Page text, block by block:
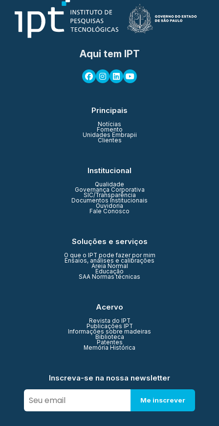
Aqui tem IPT
Principais
Notícias
Fomento
Unidades Embrapii
Clientes
Institucional
Qualidade
Governança Corporativa
SIC/Transparência
Documentos Institucionais
Ouvidoria
Fale Conosco
Soluções e serviços
O que o IPT pode fazer por mim
Ensaios, análises e calibrações
Areia Normal
Educação
SAA Normas técnicas
Acervo
Revista do IPT
Publicações IPT
Informações sobre madeiras
Biblioteca
Patentes
Memória Histórica
Inscreva-se na nossa newsletter
Me inscrever